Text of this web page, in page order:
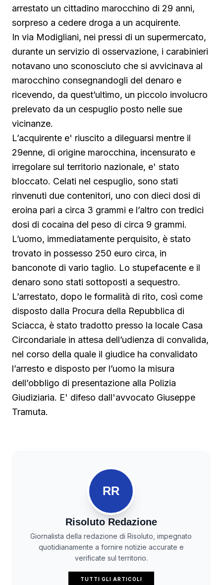
arrestato un cittadino marocchino di 29 anni,
sorpreso a cedere droga a un acquirente.
In via Modigliani, nei pressi di un supermercato,
durante un servizio di osservazione, i carabinieri
notavano uno sconosciuto che si avvicinava al
marocchino consegnandogli del denaro e
ricevendo, da quest’ultimo, un piccolo involucro
prelevato da un cespuglio posto nelle sue
vicinanze.
L’acquirente e' riuscito a dileguarsi mentre il
29enne, di origine marocchina, incensurato e
irregolare sul territorio nazionale, e' stato
bloccato. Celati nel cespuglio, sono stati
rinvenuti due contenitori, uno con dieci dosi di
eroina pari a circa 3 grammi e l’altro con tredici
dosi di cocaina del peso di circa 9 grammi.
L’uomo, immediatamente perquisito, è stato
trovato in possesso 250 euro circa, in
banconote di vario taglio. Lo stupefacente e il
denaro sono stati sottoposti a sequestro.
L’arrestato, dopo le formalità di rito, così come
disposto dalla Procura della Repubblica di
Sciacca, è stato tradotto presso la locale Casa
Circondariale in attesa dell’udienza di convalida,
nel corso della quale il giudice ha convalidato
l’arresto e disposto per l’uomo la misura
dell’obbligo di presentazione alla Polizia
Giudiziaria. E' difeso dall'avvocato Giuseppe
Tramuta.
RR
Risoluto Redazione
Giornalista della redazione di Risoluto, impegnato
quotidianamente a fornire notizie accurate e
verificate sul territorio.
TUTTI GLI ARTICOLI